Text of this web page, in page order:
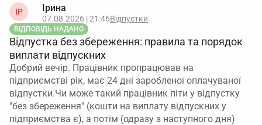
ІР Ірина
07.08.2026 | 21:46Відпустки
ВІДПОВІДЬ НАДАНО
Відпустка без збереження: правила та порядок
виплати відпускних
Добрий вечір. Працівник пропрацював на
підприємстві рік, має 24 дні заробленої оплачуваної
відпустки.Чи може такий працівник піти у відпустку
"без збереження" (кошти на виплату відпускних у
підприємства є), а потім (одразу з наступного дня)